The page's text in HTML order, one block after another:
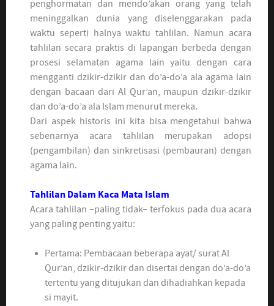
penghormatan dan mendo’akan orang yang telah
meninggalkan dunia yang diselenggarakan pada
waktu seperti halnya waktu tahlilan. Namun acara
tahlilan secara praktis di lapangan berbeda dengan
prosesi selamatan agama lain yaitu dengan cara
mengganti dzikir-dzikir dan do’a-do’a ala agama lain
dengan bacaan dari Al Qur’an, maupun dzikir-dzikir
dan do’a-do’a ala Islam menurut mereka.
Dari aspek historis ini kita bisa mengetahui bahwa
sebenarnya acara tahlilan merupakan adopsi
(pengambilan) dan sinkretisasi (pembauran) dengan
agama lain.
Tahlilan Dalam Kaca Mata Islam
Acara tahlilan –paling tidak– terfokus pada dua acara
yang paling penting yaitu:
Pertama: Pembacaan beberapa ayat/ surat Al
Qur’an, dzikir-dzikir dan disertai dengan do’a-do’a
tertentu yang ditujukan dan dihadiahkan kepada
si mayit.